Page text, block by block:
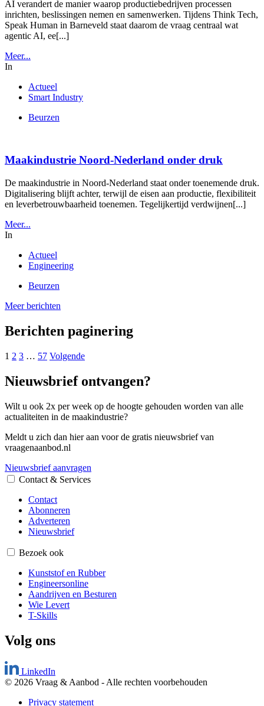
AI verandert de manier waarop productiebedrijven processen
inrichten, beslissingen nemen en samenwerken. Tijdens Think Tech,
Speak Human in Barneveld staat daarom de vraag centraal wat
agentic AI, ee[...]
Meer...
In
Actueel
Smart Industry
Beurzen
Maakindustrie Noord-Nederland onder druk
De maakindustrie in Noord-Nederland staat onder toenemende druk.
Digitalisering blijft achter, terwijl de eisen aan productie, flexibiliteit
en leverbetrouwbaarheid toenemen. Tegelijkertijd verdwijnen[...]
Meer...
In
Actueel
Engineering
Beurzen
Meer berichten
Berichten paginering
1 2 3 … 57 Volgende
Nieuwsbrief ontvangen?
Wilt u ook 2x per week op de hoogte gehouden worden van alle
actualiteiten in de maakindustrie?
Meldt u zich dan hier aan voor de gratis nieuwsbrief van
vraagenaanbod.nl
Nieuwsbrief aanvragen
Contact & Services
Contact
Abonneren
Adverteren
Nieuwsbrief
Bezoek ook
Kunststof en Rubber
Engineersonline
Aandrijven en Besturen
Wie Levert
T-Skills
Volg ons
LinkedIn
© 2026 Vraag & Aanbod - Alle rechten voorbehouden
Privacy statement